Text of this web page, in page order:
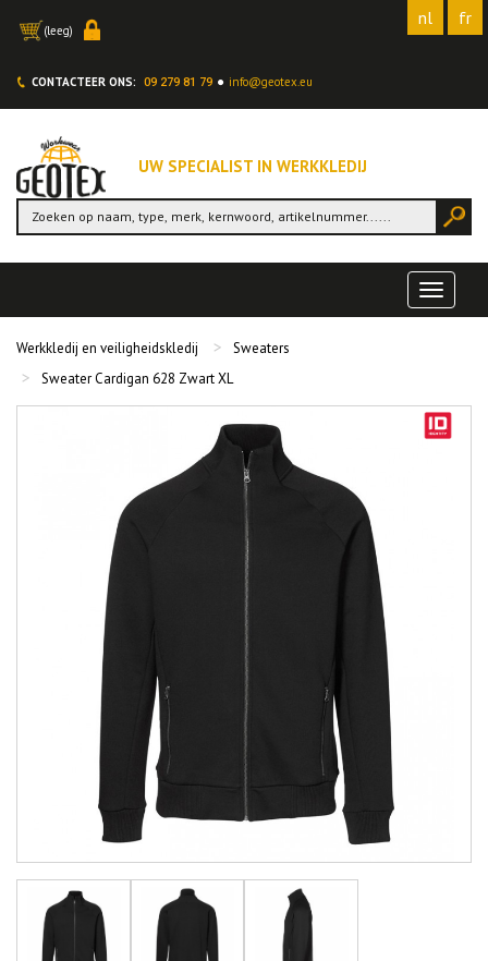
nl fr
(leeg)
CONTACTEER ONS: 09 279 81 79 info@geotex.eu
UW SPECIALIST IN WERKKLEDIJ
Toggle
Werkkledij en veiligheidskledij
Sweaters
Sweater Cardigan 628 Zwart XL